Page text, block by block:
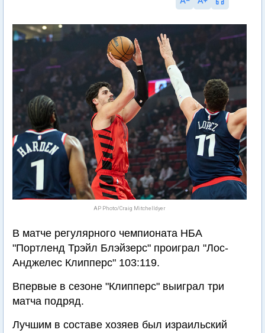
AP Photo/Craig Mitchelldyer
В матче регулярного чемпионата НБА
"Портленд Трэйл Блэйзерс" проиграл "Лос-
Анджелес Клипперс" 103:119.
Впервые в сезоне "Клипперс" выиграл три
матча подряд.
Лучшим в составе хозяев был израильский